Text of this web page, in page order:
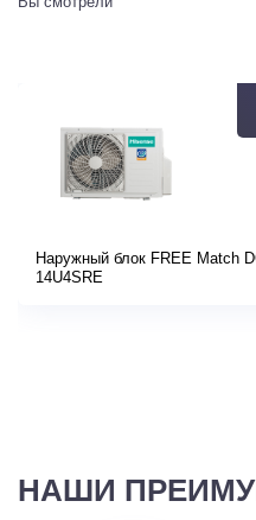
Наружный блок FREE Match
14U4SRE
НАШИ